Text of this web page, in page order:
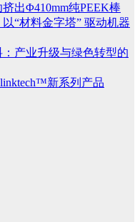
出Φ410mm纯PEEK棒
“材料金字塔” 驱动机器
产业升级与绿色转型的
新系列产品